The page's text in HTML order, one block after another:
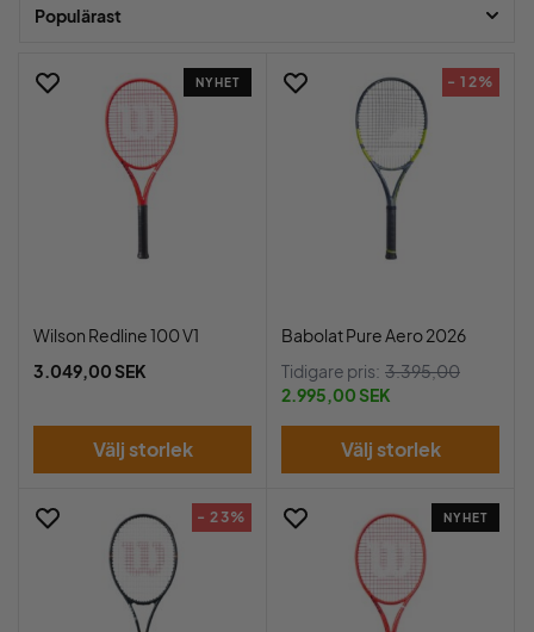
fler!Populärast
NYHET
Wilson Redline 100 V1
3.049,00 SEK
Välj storlek
- 12%
Babolat Pure Aero 2026
Tidigare pris: 3.395,00
2.995,00 SEK
Välj storlek
- 23% NYHET